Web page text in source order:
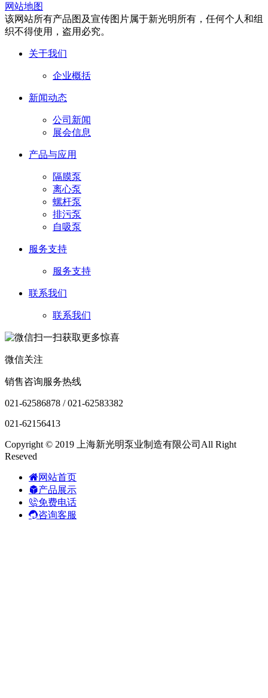
网站地图
该网站所有产品图及宣传图片属于新光明所有，任何个人和组
织不得使用，盗用必究。
关于我们
企业概括
新闻动态
公司新闻
展会信息
产品与应用
隔膜泵
离心泵
螺杆泵
排污泵
自吸泵
服务支持
服务支持
联系我们
联系我们
微信关注
销售咨询服务热线
021-62586878 / 021-62583382
021-62156413
Copyright © 2019 上海新光明泵业制造有限公司All Right
Reseved
网站首页
产品展示
免费电话
咨询客服